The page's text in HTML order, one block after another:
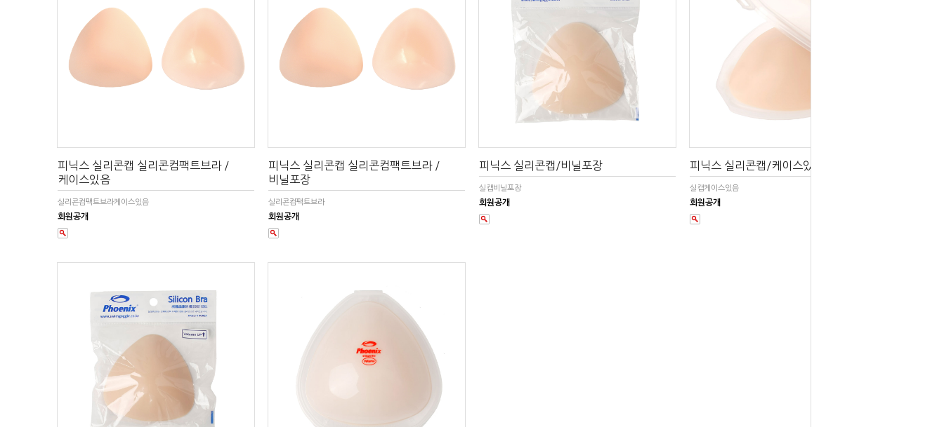
피닉스 실리콘캡 실리콘컴팩트브라 /
케이스있음
실리콘컴팩트브라케이스있음
회원공개
피닉스 실리콘캡 실리콘컴팩트브라 /
비닐포장
실리콘컴팩트브라
회원공개
피닉스 실리콘캡/비닐포장
실캡비닐포장
회원공개
피닉스 실리콘캡/케이스있음
실캡케이스있음
회원공개